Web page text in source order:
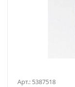
Арт.: 5387518